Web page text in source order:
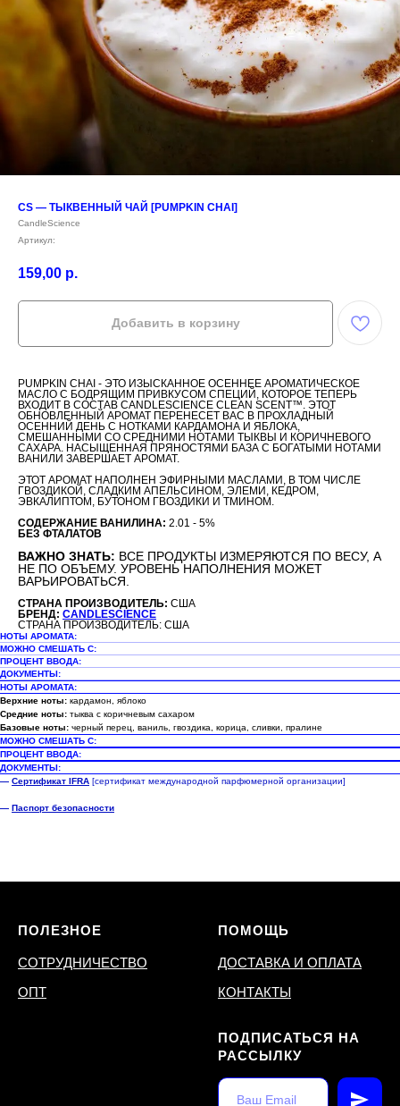
CS — ТЫКВЕННЫЙ ЧАЙ [PUMPKIN CHAI]
CandleScience
Артикул:
159,00 р.
Добавить в корзину
PUMPKIN CHAI - ЭТО ИЗЫСКАННОЕ ОСЕННЕЕ АРОМАТИЧЕСКОЕ
МАСЛО С БОДРЯЩИМ ПРИВКУСОМ СПЕЦИЙ, КОТОРОЕ ТЕПЕРЬ
ВХОДИТ В СОСТАВ CANDLESCIENCE CLEAN SCENT™. ЭТОТ
ОБНОВЛЕННЫЙ АРОМАТ ПЕРЕНЕСЕТ ВАС В ПРОХЛАДНЫЙ
ОСЕННИЙ ДЕНЬ С НОТКАМИ КАРДАМОНА И ЯБЛОКА,
СМЕШАННЫМИ СО СРЕДНИМИ НОТАМИ ТЫКВЫ И КОРИЧНЕВОГО
САХАРА. НАСЫЩЕННАЯ ПРЯНОСТЯМИ БАЗА С БОГАТЫМИ НОТАМИ
ВАНИЛИ ЗАВЕРШАЕТ АРОМАТ.
ЭТОТ АРОМАТ НАПОЛНЕН ЭФИРНЫМИ МАСЛАМИ, В ТОМ ЧИСЛЕ
ГВОЗДИКОЙ, СЛАДКИМ АПЕЛЬСИНОМ, ЭЛЕМИ, КЕДРОМ,
ЭВКАЛИПТОМ, БУТОНОМ ГВОЗДИКИ И ТМИНОМ.
СОДЕРЖАНИЕ ВАНИЛИНА: 2.01 - 5%
БЕЗ ФТАЛАТОВ
ВАЖНО ЗНАТЬ: ВСЕ ПРОДУКТЫ ИЗМЕРЯЮТСЯ ПО ВЕСУ, А
НЕ ПО ОБЪЕМУ. УРОВЕНЬ НАПОЛНЕНИЯ МОЖЕТ
ВАРЬИРОВАТЬСЯ.
СТРАНА ПРОИЗВОДИТЕЛЬ: США
БРЕНД: CANDLESCIENCE
СТРАНА ПРОИЗВОДИТЕЛЬ: США
НОТЫ АРОМАТА:
МОЖНО СМЕШАТЬ С:
ПРОЦЕНТ ВВОДА:
ДОКУМЕНТЫ:
НОТЫ АРОМАТА:
Верхние ноты: кардамон, яблоко
Средние ноты: тыква с коричневым сахаром
Базовые ноты: черный перец, ваниль, гвоздика, корица, сливки, пралине
МОЖНО СМЕШАТЬ С:
ПРОЦЕНТ ВВОДА:
ДОКУМЕНТЫ:
— Сертификат IFRA [сертификат международной парфюмерной организации]
— Паспорт безопасности
ПОЛЕЗНОЕ
СОТРУДНИЧЕСТВО
ОПТ
ПОМОЩЬ
ДОСТАВКА И ОПЛАТА
КОНТАКТЫ
ПОДПИСАТЬСЯ НА
РАССЫЛКУ